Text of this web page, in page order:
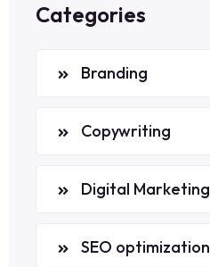
Categories
Branding
Copywriting
Digital Marketing
SEO optimization